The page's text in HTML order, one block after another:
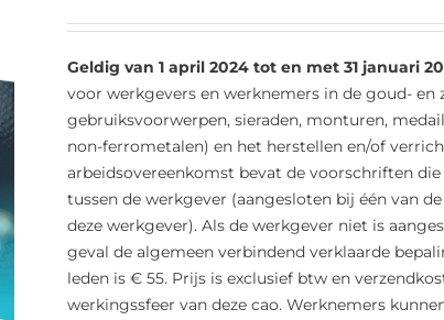
Geldig van 1 april 2024 tot en met 31 januari
voor werkgevers en werknemers in de goud-
gebruiksvoorwerpen, sieraden, monturen,
non-ferrometalen) en het herstellen en/of
arbeidsovereenkomst bevat de voorschriften
tussen de werkgever (aangesloten bij één van
deze werkgever). Als de werkgever niet is
geval de algemeen verbindend verklaarde
leden is € 55. Prijs is exclusief btw en
werkingssfeer van deze cao. Werknemers